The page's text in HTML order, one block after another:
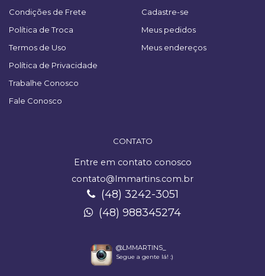
Condições de Frete
Política de Troca
Termos de Uso
Política de Privacidade
Trabalhe Conosco
Fale Conosco
Cadastre-se
Meus pedidos
Meus endereços
CONTATO
Entre em contato conosco
contato@lmmartins.com.br
(48) 3242-3051
(48) 988345274
@LMMARTINS_
Segue a gente lá! :)